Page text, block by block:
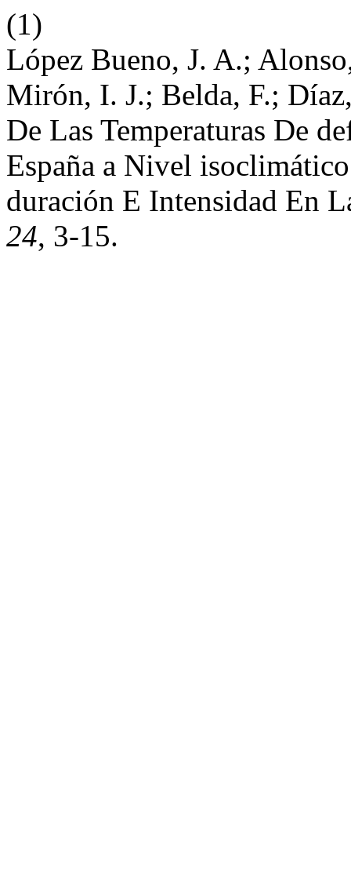
(1)
López Bueno, J. A.;
Mirón, I. J.; Belda, F.;
De Las Temperaturas De
España a Nivel
duración E Intensidad En
24, 3-15.